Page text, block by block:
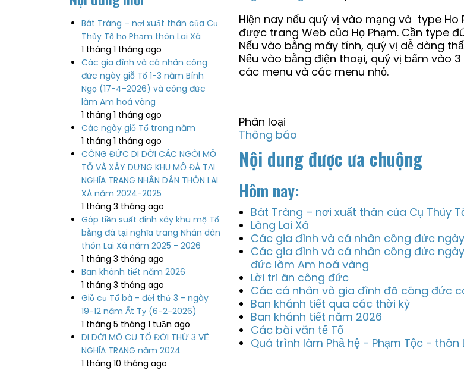
Bát Tràng – nơi xuất thân của Cụ
Thủy Tổ họ Phạm thôn Lai Xá
1 tháng 1 tháng ago
Các gia đình và cá nhân công
đức ngày giỗ Tổ 1-3 năm Bính
Ngọ (17-4-2026) và công đức
làm Am hoá vàng
1 tháng 1 tháng ago
Các ngày giỗ Tổ trong năm
1 tháng 1 tháng ago
CÔNG ĐỨC DI DỜI CÁC NGÔI MỘ
TỔ VÀ XÂY DỰNG KHU MỘ ĐÁ TẠI
NGHĨA TRANG NHÂN DÂN THÔN LAI
XÁ năm 2024-2025
1 tháng 3 tháng ago
Góp tiền suất đinh xây khu mộ Tổ
bằng đá tại nghĩa trang Nhân dân
thôn Lai Xá năm 2025 - 2026
1 tháng 3 tháng ago
Ban khánh tiết năm 2026
1 tháng 3 tháng ago
Giỗ cụ Tổ bà - đời thứ 3 - ngày
19-12 năm Ất Tỵ (6-2-2026)
1 tháng 5 tháng 1 tuần ago
DI DỜI MỘ CỤ TỔ ĐỜI THỨ 3 VỀ
NGHĨA TRANG năm 2024
1 tháng 10 tháng ago
Hiện nay nếu quý vị vào mạng và type Ho
được trang Web của Họ Phạm. Cần type
Nếu vào bằng máy tính, quý vị dễ dàng
Nếu vào bằng điện thoại, quý vị bấm vào
các menu và các menu nhỏ.
Phân loại
Thông báo
Nội dung được ưa chuộng
Hôm nay:
Bát Tràng – nơi xuất thân của Cụ Thủy
Làng Lai Xá
Các gia đình và cá nhân công đức
Các gia đình và cá nhân công đức
đức làm Am hoá vàng
Lời tri ân công đức
Các cá nhân và gia đình đã công đức
Ban khánh tiết qua các thời kỳ
Ban khánh tiết năm 2026
Các bài văn tế Tổ
Quá trình làm Phả hệ - Phạm Tộc - thôn